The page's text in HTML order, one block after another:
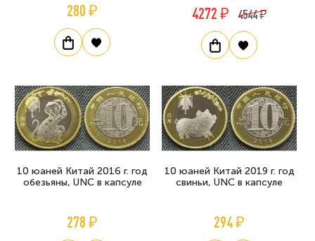
280 ₽ 4272 ₽ 4544 ₽
10 юаней Китай 2016 г. год
обезьяны, UNC в капсуле
278 ₽
10 юаней Китай 2019 г. год
свиньи, UNC в капсуле
294 ₽